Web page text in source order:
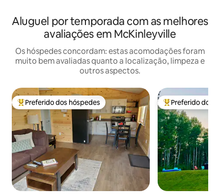
Aluguel por temporada com as melhores
avaliações em McKinleyville
Os hóspedes concordam: estas acomodações foram
muito bem avaliadas quanto a localização, limpeza e
outros aspectos.
Entre os melhores preferidos dos hóspedes
Preferido dos hóspedes Entre os
Preferido dos